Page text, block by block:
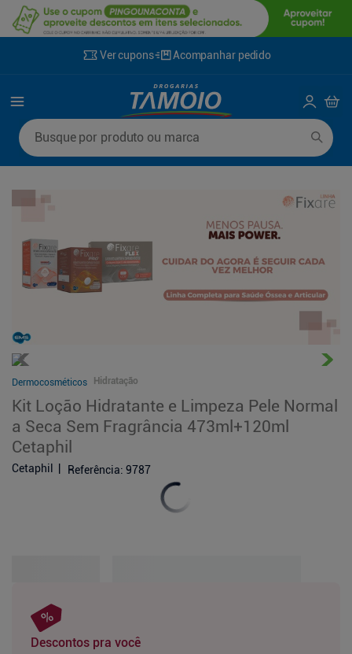
Ver cupons Acompanhar pedido
Busque por produto ou marca
Dermocosméticos Hidratação
Kit Loção Hidratante e Limpeza Pele Normal
a Seca Sem Fragrância 473ml+120ml
Cetaphil
Cetaphil Referência: 9787
Descontos pra você
Termos mais buscados
3
5º fralda xg
mounjaro
º fralda xxg